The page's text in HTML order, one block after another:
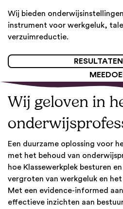
Wij bieden
instrument voor werkgeluk,
verzuimreductie.
Wij geloven in
Een duurzame oplossing voor
met het behoud van
hoe Klassewerkplek besturen
vergroten van werkgeluk en
Met een evidence-informed
effectieve inzichten aan